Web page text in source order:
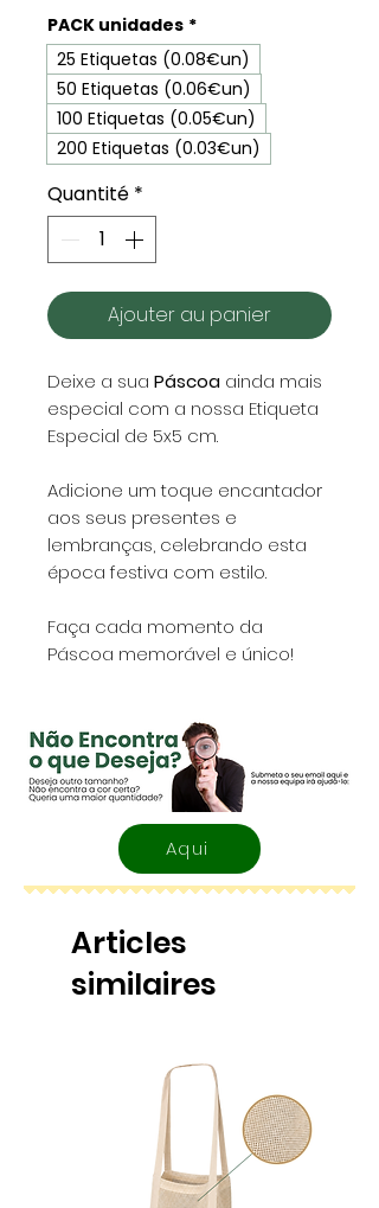
PACK unidades *
25 Etiquetas (0.08€un)
50 Etiquetas (0.06€un)
100 Etiquetas (0.05€un)
200 Etiquetas (0.03€un)
Quantité *
Ajouter au panier
Deixe a sua Páscoa ainda mais
especial com a nossa Etiqueta
Especial de 5x5 cm.
Adicione um toque encantador
aos seus presentes e
lembranças, celebrando esta
época festiva com estilo.
Faça cada momento da
Páscoa memorável e único!
Aqui
Articles
similaires